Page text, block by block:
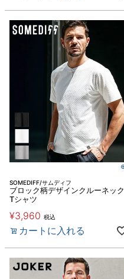
SOMEDIFF/サムディフ
ブロック柄デザインクルーネック
Tシャツ
¥3,960 税込
カートに入れる